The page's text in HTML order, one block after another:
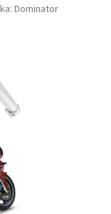
Dominator